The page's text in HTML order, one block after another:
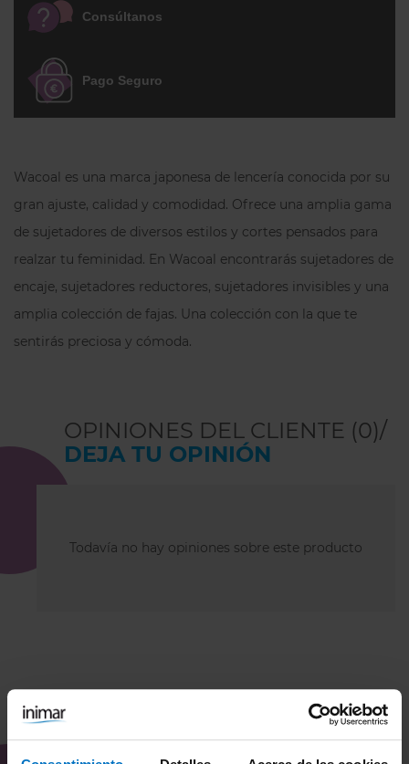
Un sujetador sin aros femenino e
increíblemente cómodo.
Consúltanos
Pago Seguro
Wacoal es una marca japonesa de lencería conocida por su
gran ajuste, calidad y comodidad. Ofrece una amplia gama
de sujetadores de diversos estilos y cortes pensados para
realzar tu feminidad. En Wacoal encontrarás sujetadores de
encaje, sujetadores reductores, sujetadores invisibles y una
amplia colección de fajas. Una colección con la que te
sentirás preciosa y cómoda.
OPINIONES DEL CLIENTE (0)/
DEJA TU OPINIÓN
Todavía no hay opiniones sobre este producto
COMBÍNALO CON